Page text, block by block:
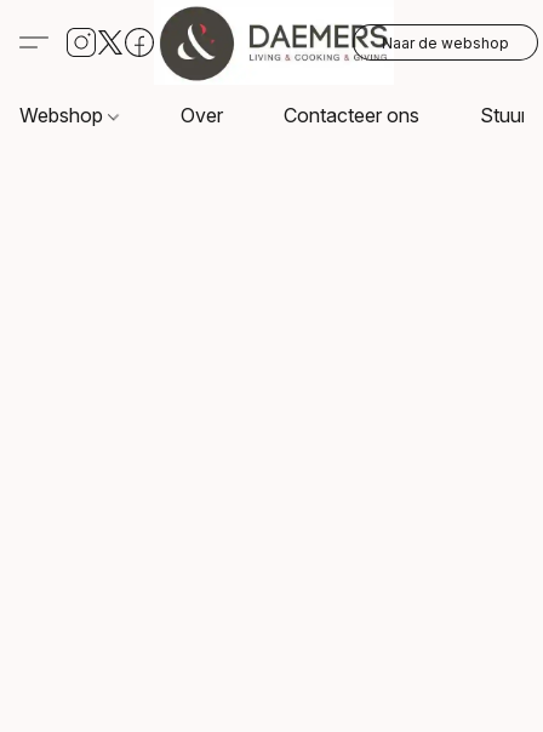
Naar de webshop
Webshop Over Contacteer ons Stuur